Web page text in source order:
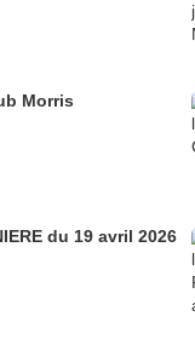
Morris
du 19 avril 2026